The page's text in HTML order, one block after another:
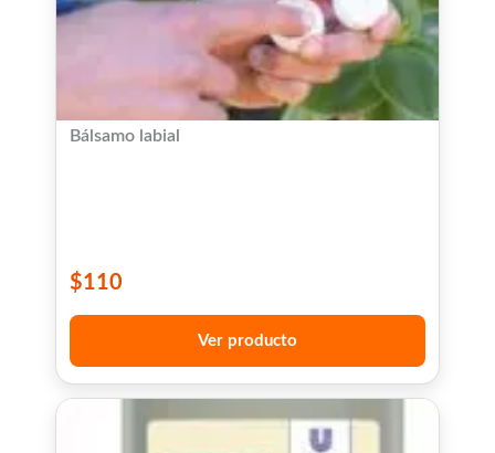
Bálsamo labial
$110
Ver producto